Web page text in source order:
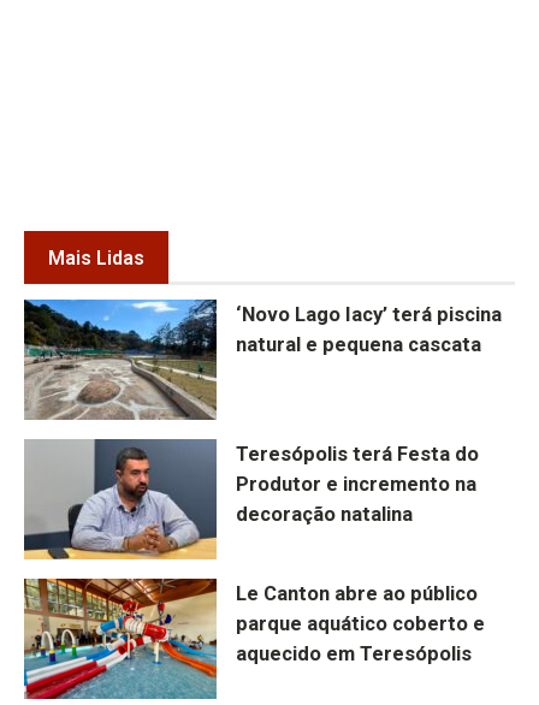
Mais Lidas
‘Novo Lago Iacy’ terá piscina
natural e pequena cascata
Teresópolis terá Festa do
Produtor e incremento na
decoração natalina
Le Canton abre ao público
parque aquático coberto e
aquecido em Teresópolis